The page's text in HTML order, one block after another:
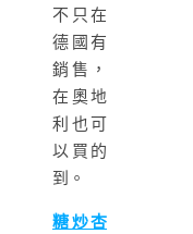
不只在
德國有
銷售，
在奧地
利也可
以買的
到。
糖炒杏